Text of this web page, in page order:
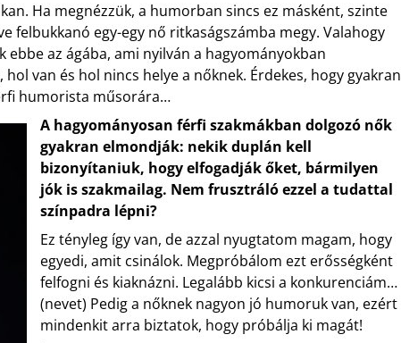
Ha megnézzük, a humorban sincs ez másként, szinte
felbukkanó egy-egy nő ritkaságszámba megy. Valahogy
az ágába, ami nyilván a hagyományokban
van és hol nincs helye a nőknek. Érdekes, hogy gyakran
humorista műsorára…
A hagyományosan férfi szakmákban dolgozó nők
gyakran elmondják: nekik duplán kell
bizonyítaniuk, hogy elfogadják őket, bármilyen
jók is szakmailag. Nem frusztráló ezzel a tudattal
színpadra lépni?
Ez tényleg így van, de azzal nyugtatom magam, hogy
egyedi, amit csinálok. Megpróbálom ezt erősségként
felfogni és kiaknázni. Legalább kicsi a konkurenciám…
(nevet) Pedig a nőknek nagyon jó humoruk van, ezért
mindenkit arra biztatok, hogy próbálja ki magát!